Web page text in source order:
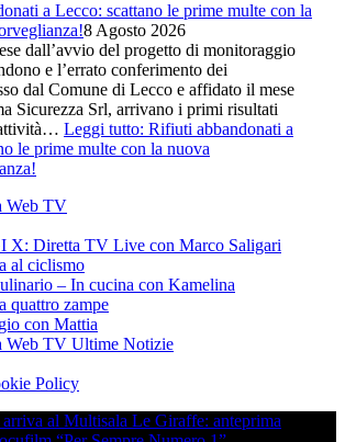
a Lecco: scattano le prime multe con la
8 Agosto 2026
dall’avvio del progetto di monitoraggio
e l’errato conferimento dei
dal Comune di Lecco e affidato il mese
Sicurezza Srl, arrivano i primi risultati
Leggi tutto: Rifiuti abbandonati a
le prime multe con la nuova
Web TV
X: Diretta TV Live con Marco Saligari
al ciclismo
– In cucina con Kamelina
quattro zampe
con Mattia
Web TV Ultime Notizie
Policy
arriva al Multisala Le Giraffe: anteprima